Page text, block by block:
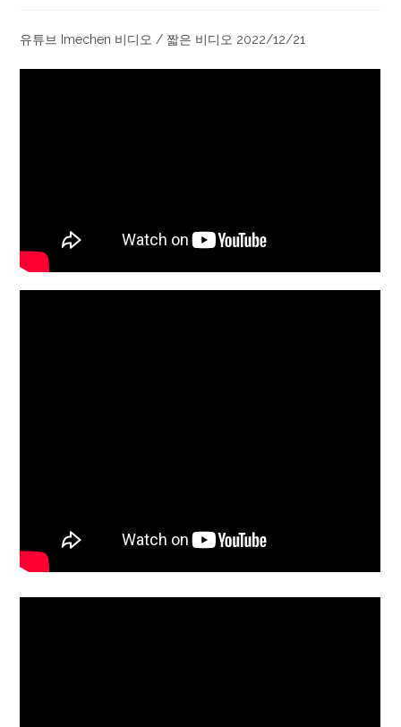
유튜브 Imechen 비디오 / 짧은 비디오 2022/12/21